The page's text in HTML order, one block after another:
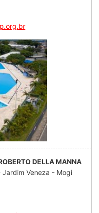
DELLA MANNA
Veneza - Mogi